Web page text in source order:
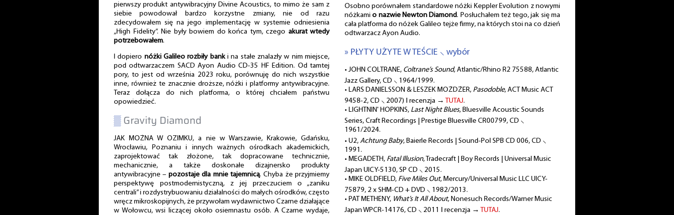
pierwszy produkt antywibracyjny Divine Acoustics, to mimo że sam z
siebie powodował bardzo korzystne zmiany, nie od razu
zdecydowałem się na jego implementację w systemie odniesienia
„High Fidelity”. Nie były bowiem do końca tym, czego akurat wtedy
potrzebowałem.
I dopiero nóżki Galileo rozbiły banki na stałe znalazły w nim miejsce,
pod odtwarzaczem SACD Ayon Audio CD-35 HF Edition. Od tamtej
pory, to jest od września 2023 roku, porównuję do nich wszystkie
inne, również te znacznie droższe, nóżki i platformy antywibracyjne.
Teraz dołącza do nich platforma, o której chciałem państwu
opowiedzieć.
▒Gravity Diamond
JAK MOŻNA W OZIMKU, a nie w Warszawie, Krakowie, Gdańsku,
Wrocławiu, Poznaniu i innych ważnych ośrodkach akademickich,
zaprojektować tak złożone, tak dopracowane technicznie,
mechanicznie, a także doskonałe dizajnersko produkty
antywibracyjne – pozostaje dla mnie tajemnicą. Chyba że przyjmiemy
perspektywę postmodernistyczną, z jej przeczuciem o „zaniku
centrali” i rozdystrybuowaniu działalności do małych ośrodków, często
wręcz mikroskopijnych, że przywołam wydawnictwo Czarne działające
w Wołowcu, wsi liczącej około osiemnastu osób. A Czarne wydaje,
Osobno porównałem standardowe nóżki Keppler Evolution z nowymi
nóżkamio nazwie Newton Diamond. Posłuchałem też tego, jak się ma
cała platforma do nóżek Galileo tejże firmy, na których stoi na co dzień
odtwarzacz Ayon Audio.
» PŁYTY UŻYTE W TEŚCIE ⸜ wybór
• JOHN COLTRANE, Coltrane’s Sound, Atlantic/Rhino R2 75588, Atlantic
Jazz Gallery, CD ⸜ 1964/1999.
• LARS DANIELSSON & LESZEK MOŻDŻER, Pasodoble, ACT Music ACT
9458-2, CD ⸜ 2007) ‖ recenzja →
TUTAJ.
• LIGHTNIN' HOPKINS, Last Night Blues, Bluesville Acoustic Sounds
Series, Craft Recordings | Prestige Bluesville CR00799, CD ⸜
1961/2024.
• U2, Achtung Baby, Baierle Records | Sound-Pol SPB CD 006, CD ⸜
1991.
• MEGADETH, Fatal Illusion, Tradecraft | Boy Records | Universal Music
Japan UICY-5130, SP CD ⸜ 2015.
• MIKE OLDFIELD, Five Miles Out, Mercury/Universal Music LLC UICY-
75879, 2 x SHM-CD + DVD ⸜ 1982/2013.
• PAT METHENY, What’s It All About, Nonesuch Records/Warner Music
Japan WPCR-14176, CD ⸜ 2011 ‖ recenzja →
TUTAJ.